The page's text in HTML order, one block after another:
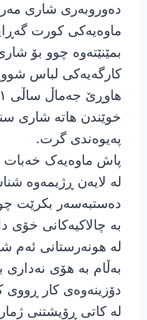
دەوروبەری شاری
ماوەیەکی کورت
کارگەیەکی لباس
خوێندن هاتە شاری
پەیوەندی گرت.
پاش ماوەیەک خەبات و
لە لایەن ڕژیمەوە
دەستبەسەر بکرێت
لە هونەرستانی ئەم
بەڵام بە هۆی
دۆزینەوەی کار ڕووی
لە کاتی ڕۆیشتنی